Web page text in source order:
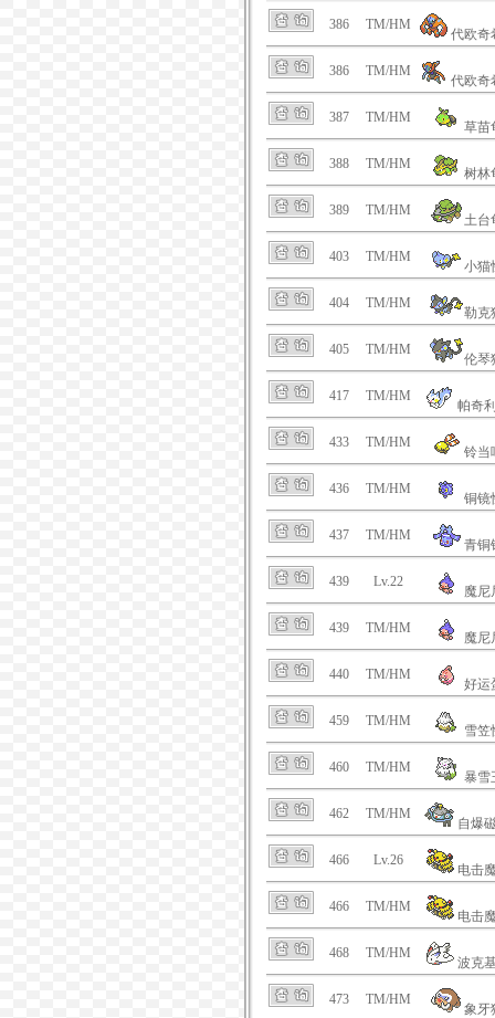
386 TM/HM
代欧奇
386 TM/HM
代欧奇
387 TM/HM
草苗
388 TM/HM
树林
389 TM/HM
土台
403 TM/HM
小猫
404 TM/HM
勒克
405 TM/HM
伦琴
417 TM/HM
帕奇
433 TM/HM
铃当
436 TM/HM
铜镜
437 TM/HM
青铜
439 Lv.22
魔尼
439 TM/HM
魔尼
440 TM/HM
好运
459 TM/HM
雪笠
460 TM/HM
暴雪
462 TM/HM
自爆
466 Lv.26
电击
466 TM/HM
电击
468 TM/HM
波克
473 TM/HM
象牙